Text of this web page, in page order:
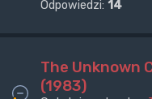
Odpowiedzi: 14
The Unknown
(1983)